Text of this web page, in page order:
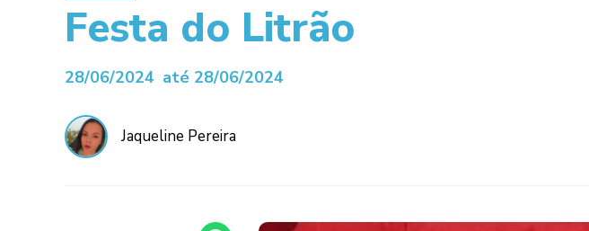
Festa do Litrão
28/06/2024 até 28/06/2024
Jaqueline Pereira